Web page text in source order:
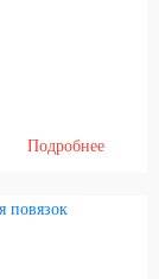
Подробнее